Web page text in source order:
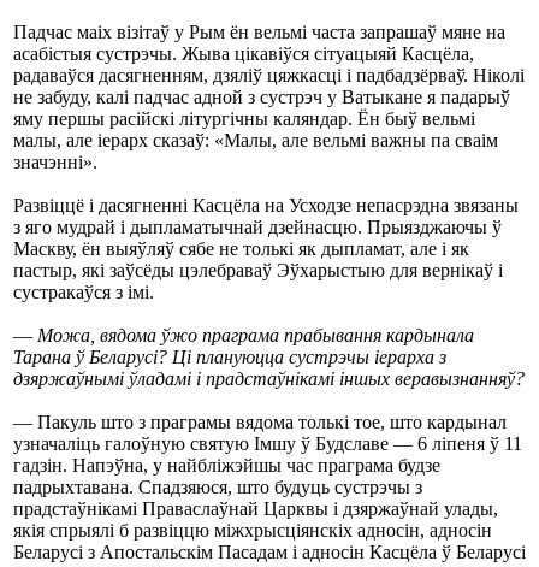
Падчас маіх візітаў у Рым ён вельмі часта запрашаў мяне на
асабістыя сустрэчы. Жыва цікавіўся сітуацыяй Касцёла,
радаваўся дасягненням, дзяліў цяжкасці і падбадзёрваў. Ніколі
не забуду, калі падчас адной з сустрэч у Ватыкане я падарыў
яму першы расійскі літургічны каляндар. Ён быў вельмі
малы, але іерарх сказаў: «Малы, але вельмі важны па сваім
значэнні».
Развіццё і дасягненні Касцёла на Усходзе непасрэдна звязаны
з яго мудрай і дыпламатычнай дзейнасцю. Прыязджаючы ў
Маскву, ён выяўляў сябе не толькі як дыпламат, але і як
пастыр, які заўсёды цэлебраваў Эўхарыстыю для вернікаў і
сустракаўся з імі.
— Можа, вядома ўжо праграма прабывання кардынала
Тарана ў Беларусі? Ці плануюцца сустрэчы іерарха з
дзяржаўнымі ўладамі і прадстаўнікамі іншых веравызнанняў?
— Пакуль што з праграмы вядома толькі тое, што кардынал
узначаліць галоўную святую Імшу ў Будславе — 6 ліпеня ў 11
гадзін. Напэўна, у найбліжэйшы час праграма будзе
падрыхтавана. Спадзяюся, што будуць сустрэчы з
прадстаўнікамі Праваслаўнай Царквы і дзяржаўнай улады,
якія спрыялі б развіццю міжхрысціянскіх адносін, адносін
Беларусі з Апостальскім Пасадам і адносін Касцёла ў Беларусі